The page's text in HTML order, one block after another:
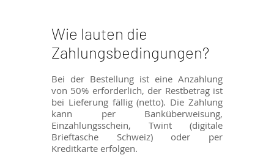
Wie lauten die
Zahlungsbedingungen?
Bei der Bestellung ist eine Anzahlung
von 50% erforderlich, der Restbetrag ist
bei Lieferung fällig (netto). Die Zahlung
kann per Banküberweisung,
Einzahlungsschein, Twint (digitale
Brieftasche Schweiz) oder per
Kreditkarte erfolgen.